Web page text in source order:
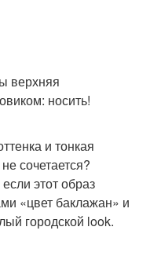
и тонкая
сочетается?
этот образ
«цвет баклажан» и
городской look.